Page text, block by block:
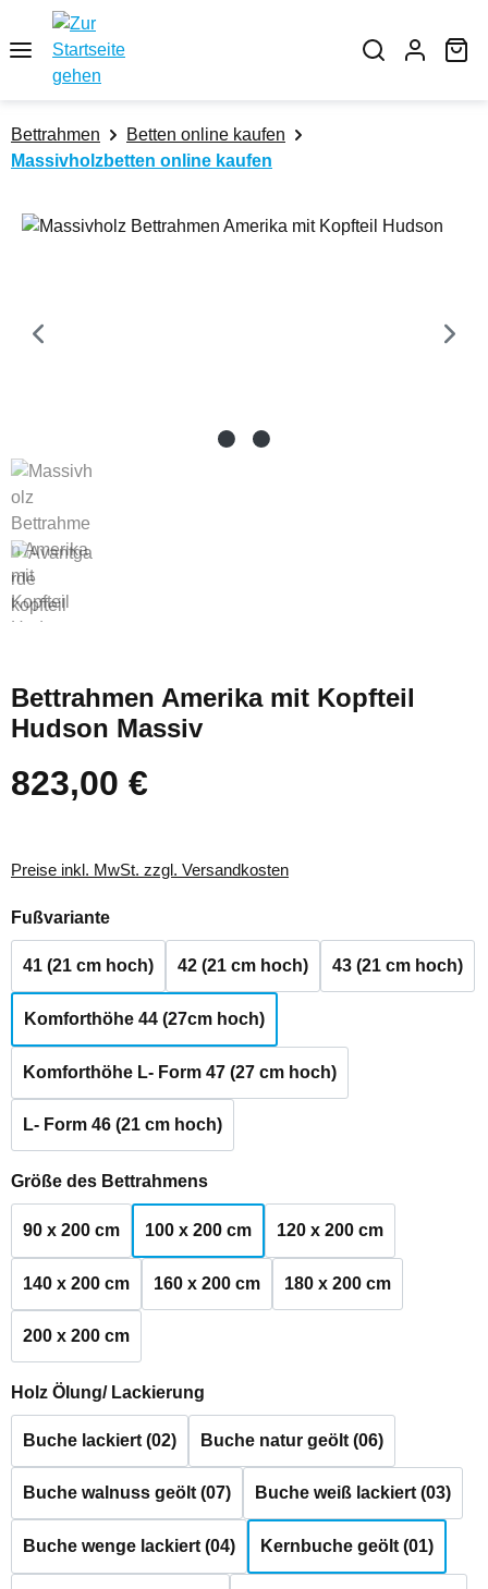
Zum Hauptinhalt springen
Bettrahmen
Betten online kaufen
Massivholzbetten online kaufen
Bildergalerie überspringen
Bettrahmen Amerika mit Kopfteil
Hudson Massiv
Regulärer Preis:
823,00 €
Preise inkl. MwSt. zzgl. Versandkosten
Fußvarianteauswählen
41 (21 cm hoch) 42 (21 cm hoch) 43 (21 cm hoch)
Komforthöhe 44 (27cm hoch)
Komforthöhe L- Form 47 (27 cm hoch)
L- Form 46 (21 cm hoch)
Größe des Bettrahmensauswählen
90 x 200 cm 100 x 200 cm 120 x 200 cm
140 x 200 cm 160 x 200 cm 180 x 200 cm
200 x 200 cm
Holz Ölung/ Lackierung
Buche lackiert (02) Buche natur geölt (06)
Buche walnuss geölt (07) Buche weiß lackiert (03)
Buche wenge lackiert (04) Kernbuche geölt (01)